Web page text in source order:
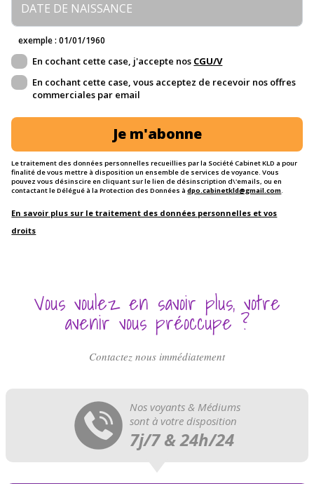
exemple : 01/01/1960
En cochant cette case, j'accepte nos CGU/V
En cochant cette case, vous acceptez de recevoir nos offres
commerciales par email
Je m'abonne
Le traitement des données personnelles recueillies par la Société Cabinet KLD a pour
finalité de vous mettre à disposition un ensemble de services de voyance. Vous
pouvez vous désinscire en cliquant sur le lien de désinscription d\'emails, ou en
contactant le Délégué à la Protection des Données àdpo.cabinetkld@gmail.com
En savoir plus sur le traitement des données personnelles et vos
droits
Vous voulez en savoir plus, votre
avenir vous préoccupe ?
Contactez nous immédiatement
Nos voyants & Médiums
sont à votre disposition
7j/7 & 24h/24